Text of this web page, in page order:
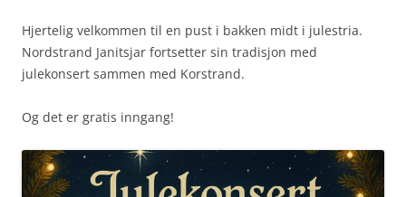
Hjertelig velkommen til en pust i bakken midt i julestria.
Nordstrand Janitsjar fortsetter sin tradisjon med
julekonsert sammen med Korstrand.
Og det er gratis inngang!